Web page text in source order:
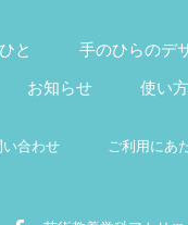
と 手のひらのデ
お知らせ 使い方
い合わせ ご利用にあ